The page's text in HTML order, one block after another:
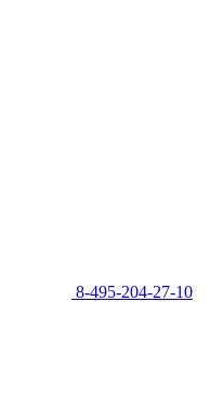
8-495-204-27-10